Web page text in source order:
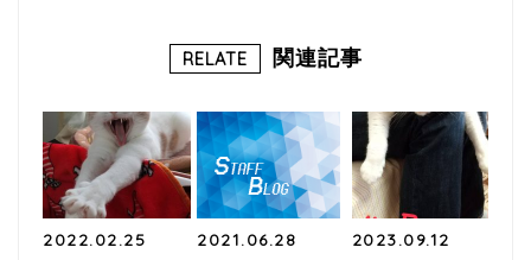
o
k
RELATE 関連記事
2022.02.25 2021.06.28 2023.09.12